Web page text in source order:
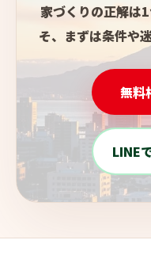
家づくりの正解は
そ、まずは条件や
無料
LINE